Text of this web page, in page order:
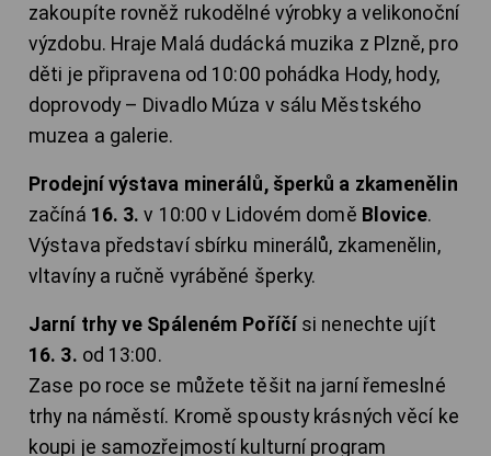
zakoupíte rovněž rukodělné výrobky a velikonoční
výzdobu. Hraje Malá dudácká muzika z Plzně, pro
děti je připravena od 10:00 pohádka Hody, hody,
doprovody – Divadlo Múza v sálu Městského
muzea a galerie.
Prodejní výstava minerálů, šperků a zkamenělin
začíná 16. 3. v 10:00 v Lidovém domě Blovice.
Výstava představí sbírku minerálů, zkamenělin,
vltavíny a ručně vyráběné šperky.
Jarní trhy ve Spáleném Poříčísi nenechte ujít
16. 3. od 13:00.
Zase po roce se můžete těšit na jarní řemeslné
trhy na náměstí. Kromě spousty krásných věcí ke
koupi je samozřejmostí kulturní program